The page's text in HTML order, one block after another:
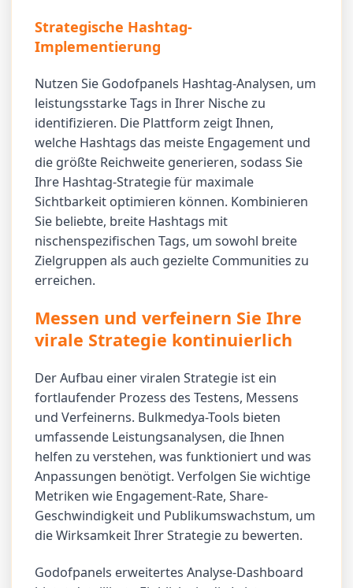
Strategische Hashtag-
Implementierung
Nutzen Sie Godofpanels Hashtag-Analysen, um
leistungsstarke Tags in Ihrer Nische zu
identifizieren. Die Plattform zeigt Ihnen,
welche Hashtags das meiste Engagement und
die größte Reichweite generieren, sodass Sie
Ihre Hashtag-Strategie für maximale
Sichtbarkeit optimieren können. Kombinieren
Sie beliebte, breite Hashtags mit
nischenspezifischen Tags, um sowohl breite
Zielgruppen als auch gezielte Communities zu
erreichen.
Messen und verfeinern Sie Ihre
virale Strategie kontinuierlich
Der Aufbau einer viralen Strategie ist ein
fortlaufender Prozess des Testens, Messens
und Verfeinerns. Bulkmedya-Tools bieten
umfassende Leistungsanalysen, die Ihnen
helfen zu verstehen, was funktioniert und was
Anpassungen benötigt. Verfolgen Sie wichtige
Metriken wie Engagement-Rate, Share-
Geschwindigkeit und Publikumswachstum, um
die Wirksamkeit Ihrer Strategie zu bewerten.
Godofpanels erweitertes Analyse-Dashboard